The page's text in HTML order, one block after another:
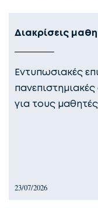
Διακρίσεις
Εντυπωσιακές
για τους
23/07/2026